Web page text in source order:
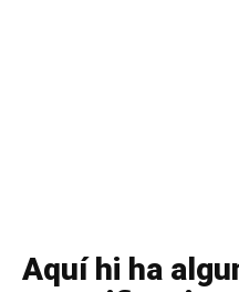
Aquí hi ha